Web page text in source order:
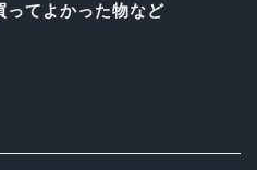
ってよかった物など